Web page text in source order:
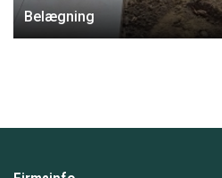
Belægning